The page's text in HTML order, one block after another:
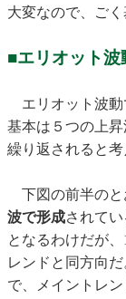
大変なので、ご
■エリオット波
エリオット波動
基本は５つの上
繰り返されると考
下図の前半のと
波で形成されて
となるわけだが
レンドと同方向
で、メイントレ